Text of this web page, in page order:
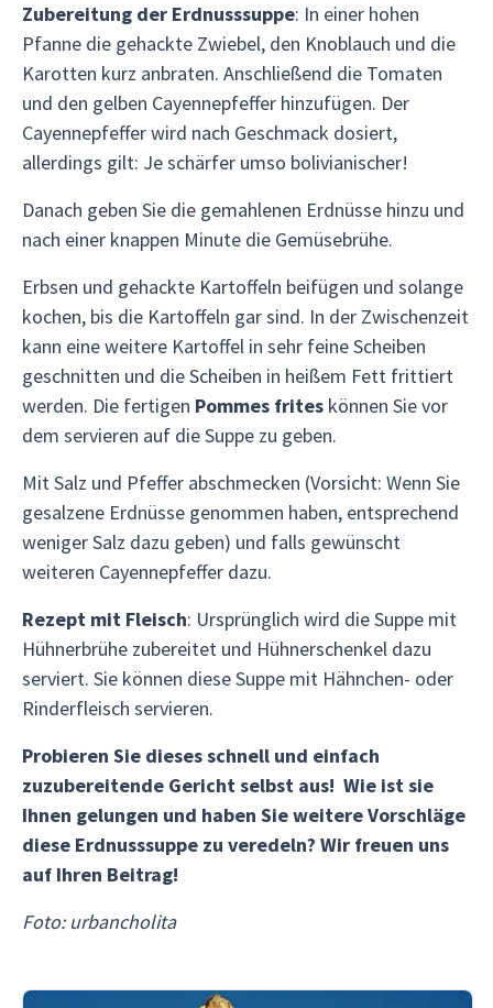
Zubereitung der Erdnusssuppe: In einer hohen
Pfanne die gehackte Zwiebel, den Knoblauch und die
Karotten kurz anbraten. Anschließend die Tomaten
und den gelben Cayennepfeffer hinzufügen. Der
Cayennepfeffer wird nach Geschmack dosiert,
allerdings gilt: Je schärfer umso bolivianischer!
Danach geben Sie die gemahlenen Erdnüsse hinzu und
nach einer knappen Minute die Gemüsebrühe.
Erbsen und gehackte Kartoffeln beifügen und solange
kochen, bis die Kartoffeln gar sind. In der Zwischenzeit
kann eine weitere Kartoffel in sehr feine Scheiben
geschnitten und die Scheiben in heißem Fett frittiert
werden. Die fertigen Pommes frites können Sie vor
dem servieren auf die Suppe zu geben.
Mit Salz und Pfeffer abschmecken (Vorsicht: Wenn Sie
gesalzene Erdnüsse genommen haben, entsprechend
weniger Salz dazu geben) und falls gewünscht
weiteren Cayennepfeffer dazu.
Rezept mit Fleisch: Ursprünglich wird die Suppe mit
Hühnerbrühe zubereitet und Hühnerschenkel dazu
serviert. Sie können diese Suppe mit Hähnchen- oder
Rinderfleisch servieren.
Probieren Sie dieses schnell und einfach
zuzubereitende Gericht selbst aus! Wie ist sie
Ihnen gelungen und haben Sie weitere Vorschläge
diese Erdnusssuppe zu veredeln? Wir freuen uns
auf Ihren Beitrag!
Foto: urbancholita